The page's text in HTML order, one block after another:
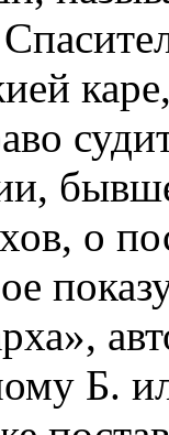
о
Б.